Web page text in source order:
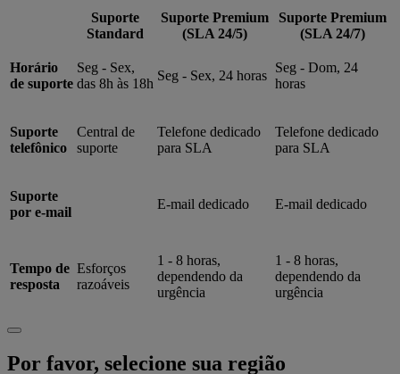
Suporte
Standard
Suporte Premium
(SLA 24/5)
Suporte Premium
(SLA 24/7)
Horário
de suporte
Seg - Sex,
das 8h às 18h
Seg - Sex, 24 horas
Seg - Dom, 24
horas
Suporte
telefônico
Central de
suporte
Telefone dedicado
para SLA
Telefone dedicado
para SLA
Suporte
por e-mail
E-mail dedicado E-mail dedicado
Tempo de
resposta
Esforços
razoáveis
1 - 8 horas,
dependendo da
urgência
1 - 8 horas,
dependendo da
urgência
Por favor, selecione sua região